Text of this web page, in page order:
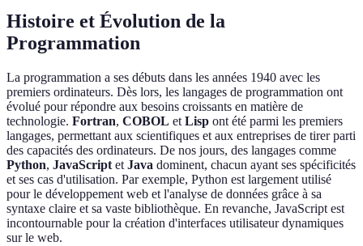
Histoire et Évolution de la
Programmation
La programmation a ses débuts dans les années 1940 avec les
premiers ordinateurs. Dès lors, les langages de programmation ont
évolué pour répondre aux besoins croissants en matière de
technologie. Fortran, COBOL et Lisp ont été parmi les premiers
langages, permettant aux scientifiques et aux entreprises de tirer parti
des capacités des ordinateurs. De nos jours, des langages comme
Python, JavaScript et Java dominent, chacun ayant ses spécificités
et ses cas d'utilisation. Par exemple, Python est largement utilisé
pour le développement web et l'analyse de données grâce à sa
syntaxe claire et sa vaste bibliothèque. En revanche, JavaScript est
incontournable pour la création d'interfaces utilisateur dynamiques
sur le web.